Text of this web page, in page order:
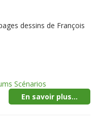
dessins de François
Scénarios
En savoir plus...